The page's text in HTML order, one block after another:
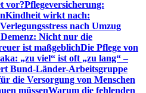
vor?Pflegeversicherung:
Kindheit wirkt nach:
Verlegungsstress nach Umzug
Nicht nur die
ist maßgeblichDie Pflege von
„zu viel“ ist oft „zu lang“ –
Bund-Länder-Arbeitsgruppe
die Versorgung von Menschen
müssenWarum die fehlenden